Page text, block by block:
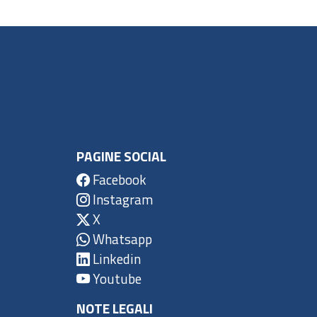
PAGINE SOCIAL
Facebook
Instagram
X
Whatsapp
Linkedin
Youtube
NOTE LEGALI